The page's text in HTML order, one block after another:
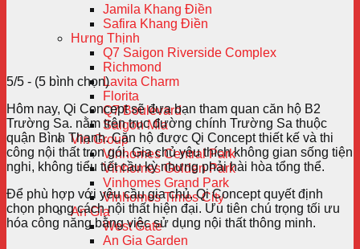
Jamila Khang Điền
Safira Khang Điền
Hưng Thịnh
Q7 Saigon Riverside Complex
Richmond
Lavita Charm
Florita
Q7 Boulevard
Saigon Mia
Vin Group
Vinhomes Central Park
Vinhomes Golden Park
Vinhomes Grand Park
Vinhomes Times City
An Gia
West Gate
An Gia Garden
5/5 - (5 bình chọn)
Hôm nay, Qi Concept sẽ đưa bạn tham quan căn hộ B2
Trường Sa. nằm trên trục đường chính Trường Sa thuộc
quận Bình Thạnh. Căn hộ được Qi Concept thiết kế và thi
công nội thất trọn gói. Gia chủ yêu thích không gian sống tiện
nghi, không tiểu tiết cầu kỳ nhưng phải hài hòa tổng thể.
Để phù hợp với yêu cầu gia chủ, Qi Concept quyết định
chọn phong cách nội thất hiện đại. Ưu tiên chú trọng tối ưu
hóa công năng bằng việc sử dụng nội thất thông minh.